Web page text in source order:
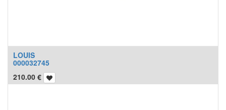
LOUIS
000032745
210.00 €